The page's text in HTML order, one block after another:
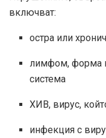
включват:
остра или
лимфом, форма
система
ХИВ, вирус,
инфекция с